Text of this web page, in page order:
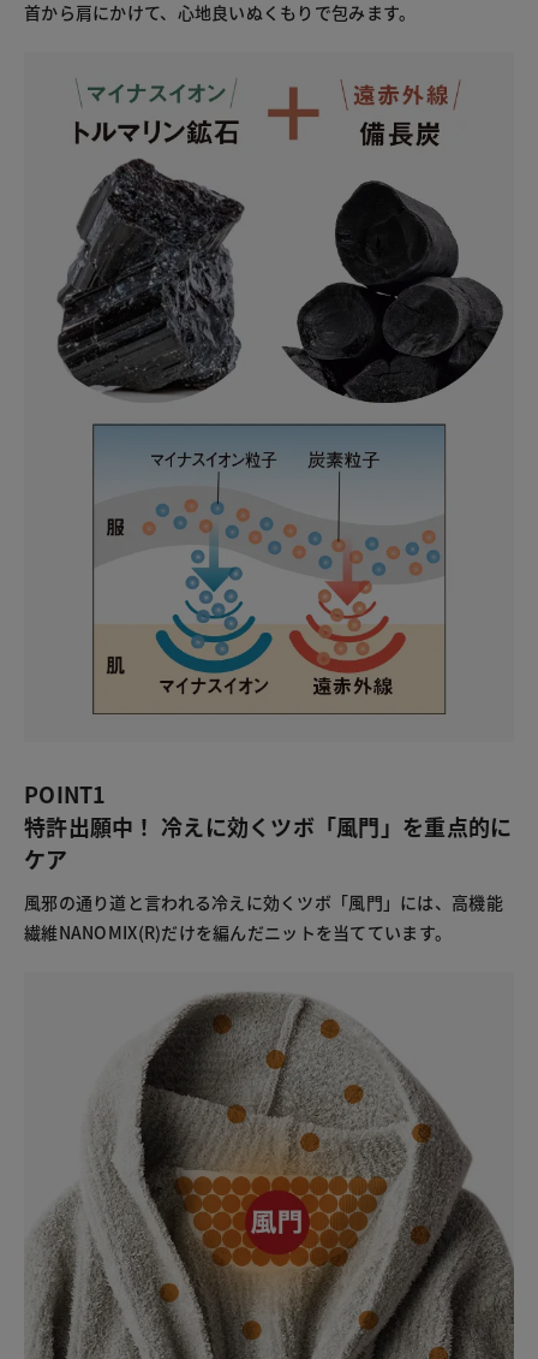
首から肩にかけて、心地良いぬくもりで包みます。
POINT1
特許出願中！ 冷えに効くツボ「風門」を重点的に
ケア
風邪の通り道と言われる冷えに効くツボ「風門」には、高機能
繊維NANOMIX(R)だけを編んだニットを当てています。